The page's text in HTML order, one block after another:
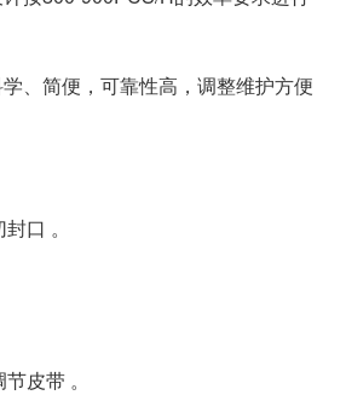
、简便，可靠性高，调整维护方便
口 。
皮带 。